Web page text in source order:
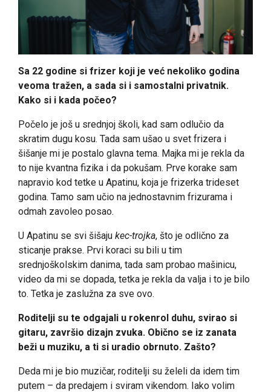
Sa 22 godine si frizer koji je već nekoliko godina
veoma tražen, a sada si i samostalni privatnik.
Kako si i kada počeo?
Počelo je još u srednjoj školi, kad sam odlučio da
skratim dugu kosu. Tada sam ušao u svet frizera i
šišanje mi je postalo glavna tema. Majka mi je rekla da
to nije kvantna fizika i da pokušam. Prve korake sam
napravio kod tetke u Apatinu, koja je frizerka trideset
godina. Tamo sam učio na jednostavnim frizurama i
odmah zavoleo posao.
U Apatinu se svi šišaju kec-trojka, što je odlično za
sticanje prakse. Prvi koraci su bili u tim
srednjoškolskim danima, tada sam probao mašinicu,
video da mi se dopada, tetka je rekla da valja i to je bilo
to. Tetka je zaslužna za sve ovo.
Roditelji su te odgajali u rokenrol duhu, svirao si
gitaru, završio dizajn zvuka. Obično se iz zanata
beži u muziku, a ti si uradio obrnuto. Zašto?
Deda mi je bio muzičar, roditelji su želeli da idem tim
putem – da predajem i sviram vikendom. Iako volim